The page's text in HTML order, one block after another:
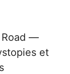
Road —
et